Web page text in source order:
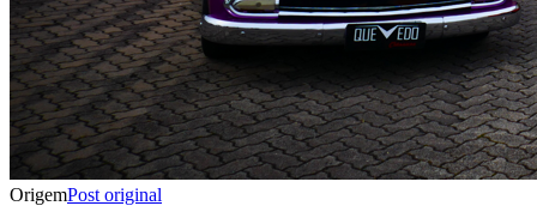
OrigemPost original